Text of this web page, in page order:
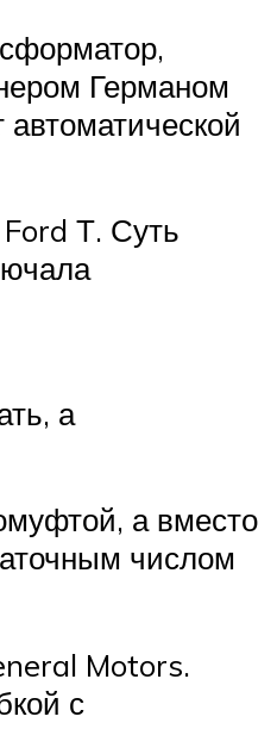
Германом
Т. Суть
а
а вместо
числом
Motors.
с